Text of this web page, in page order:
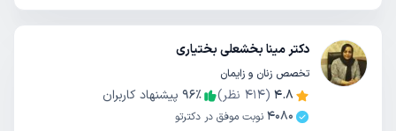
دکتر مینا بخشعلی بختیاری
تخصص زنان و زایمان
4.8
(
414 نظر) 96٪
پیشنهاد کاربران
4080 نوبت موفق در دکترتو